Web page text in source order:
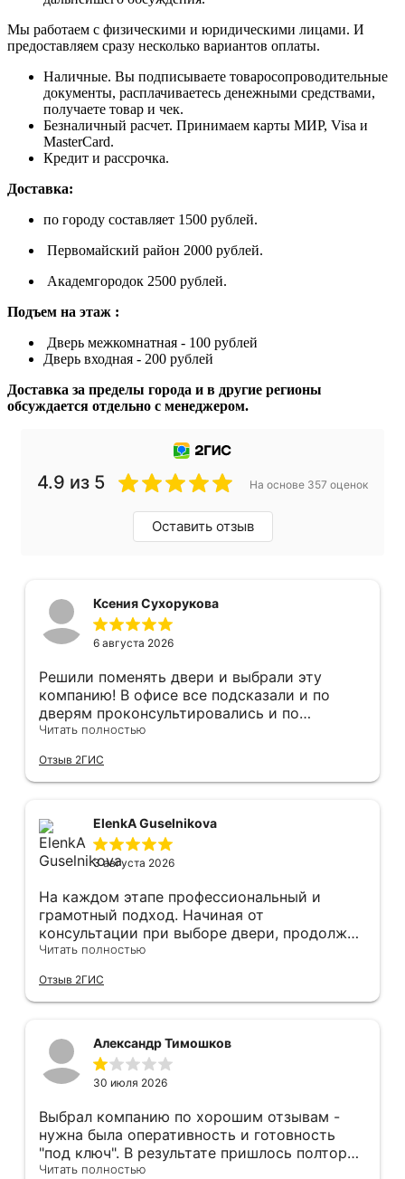
Мы работаем с физическими и юридическими лицами. И
предоставляем сразу несколько вариантов оплаты.
Наличные. Вы подписываете товаросопроводительные
документы, расплачиваетесь денежными средствами,
получаете товар и чек.
Безналичный расчет. Принимаем карты МИР, Visa и
MasterCard.
Кредит и рассрочка.
Доставка:
по городу составляет 1500 рублей.
Первомайский район 2000 рублей.
Академгородок 2500 рублей.
Подъем на этаж :
Дверь межкомнатная - 100 рублей
Дверь входная - 200 рублей
Доставка за пределы города и в другие регионы
обсуждается отдельно с менеджером.
4.9 из 5 На основе 357 оценок
Оставить отзыв
Ксения Сухорукова
6 августа 2026
Решили поменять двери и выбрали эту
компанию! В офисе все подсказали и по
дверям проконсультировались и по
фурнитуре. Анастасия ответила на все
Монтаж быстро, качественно и аккуратно,
Сергея прямо рекомендую! С утра до
мусор убирает после монтажа. Рекомендую!
Читать полностью
Отзыв 2ГИС
ElenkA Guselnikova
3 августа 2026
На каждом этапе профессиональный и
грамотный подход. Начиная от
консультации при выборе двери, продолжая
оперативным замером, завершая быстрой и
оформление двери - отдельное спасибо!
Рекомендуем и планируем в дальнейшем, по
Читать полностью
Отзыв 2ГИС
Александр Тимошков
30 июля 2026
Выбрал компанию по хорошим отзывам -
нужна была оперативность и готовность
"под ключ". В результате пришлось полтора
часа потратить на уборку подъезда, так как
Читать полностью